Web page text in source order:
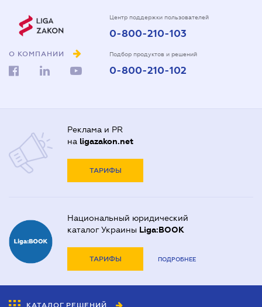
О КОМПАНИИ
Центр поддержки пользователей
0-800-210-103
Подбор продуктов и решений
0-800-210-102
Реклама и PR
на ligazakon.net
ТАРИФЫ
Национальный юридический
каталог Украины Liga:BOOK
ТАРИФЫ ПОДРОБНЕЕ
КАТАЛОГ РЕШЕНИЙ